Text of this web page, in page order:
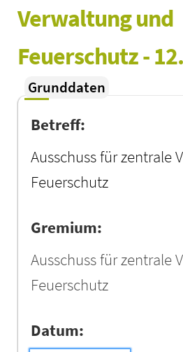
Verwaltung und
Feuerschutz -
Grunddaten
Betreff:
Ausschuss für zentrale
Feuerschutz
Gremium:
Ausschuss für zentrale
Feuerschutz
Datum: